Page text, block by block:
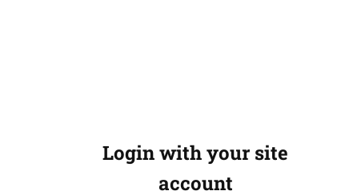
Login with your site
account